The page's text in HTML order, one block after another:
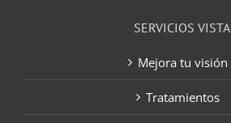
SERVICIOS VISTA
Mejora tu visión
Tratamientos